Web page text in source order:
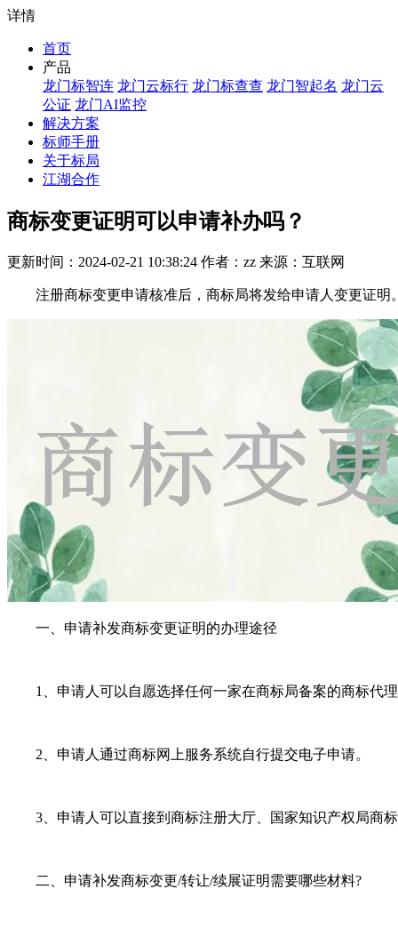
详情
首页
产品
龙门标智连 龙门云标行 龙门标查查 龙门智起名 龙门云
公证 龙门AI监控
解决方案
标师手册
关于标局
江湖合作
商标变更证明可以申请补办吗？
更新时间：2024-02-21 10:38:24 作者：zz 来源：互联网
注册商标变更申请核准后，商标局将发给申请人变更证明
一、申请补发商标变更证明的办理途径
1、申请人可以自愿选择任何一家在商标局备案的商标代
2、申请人通过商标网上服务系统自行提交电子申请。
3、申请人可以直接到商标注册大厅、国家知识产权局商标
二、申请补发商标变更/转让/续展证明需要哪些材料?